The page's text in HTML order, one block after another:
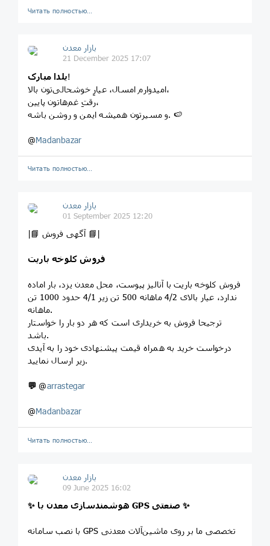
Читать полностью…
بازار معدن
21 December 2025 17:07
یلدا مبارک!
امیدوارم امسال، عیارِ خوشحالی‌تون بالا،
رقتِ غم‌هاتون پایین،
و مسیرتون همیشه ایمن و روشن باشه. 🍉
@Madanbazar
Читать полностью…
بازار معدن
01 September 2025 12:20
|📘 آگهی فروش 📘|
فروش کلوخه باریت
فروش کلوخه باریت با آنالیز پیوست، محل معدن یزد، بار اماده
ندارد، عیار بالای 4/2 ماهانه 500 تن زیر 4/1 حدود 1000 تن
ماهانه.
ترجیحا فروش به خریداری است که هر دو بار را خواستار
باشد.
درخواست خرید به همراه قیمت پیشنهادی خود را به آیدی
زیر ارسال نمایید.
💬 @arrastegar
@Madanbazar
Читать полностью…
بازار معدن
09 June 2025 16:02
✨ هوشمندسازی معدن با GPS صنعتی ✨
با نصب سامانه GPS تخصصی ما بر روی ماشین‌آلات معدنی